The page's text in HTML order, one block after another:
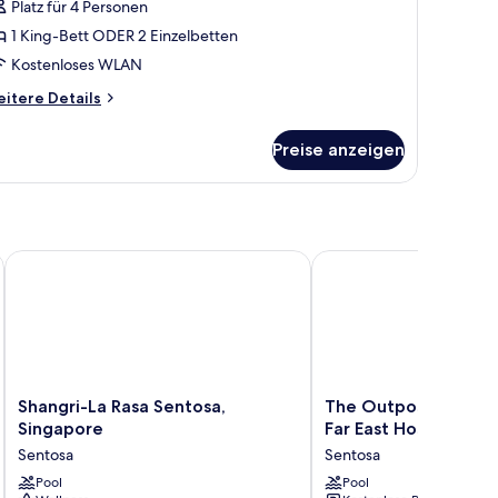
Platz für 4 Personen
1 King-Bett ODER 2 Einzelbetten
Kostenloses WLAN
Details
Preise anzeigen
Shangri-
La
Rasa
Sentosa,
Singapore
Shangri-La Rasa Sentosa,
Singapore
Sentosa
Pool
Shangri-La Rasa Sentosa, Singapore
The
Outpost
Sentosa
by
The Outpost Hotel
Far East Hospitality
Sentosa
Pool
The Outpost Hotel